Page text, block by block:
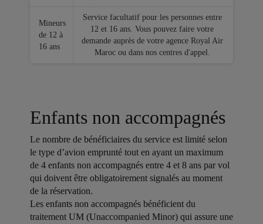
Mineurs
de 12 à
16 ans
Service facultatif pour les personnes entre
12 et 16 ans. Vous pouvez faire votre
demande auprès de votre agence Royal Air
Maroc ou dans nos centres d'appel.
Enfants non accompagnés
Le nombre de bénéficiaires du service est limité selon
le type d’avion emprunté tout en ayant un maximum
de 4 enfants non accompagnés entre 4 et 8 ans par vol
qui doivent être obligatoirement signalés au moment
de la réservation.
Les enfants non accompagnés bénéficient du
traitement UM (Unaccompanied Minor) qui assure une